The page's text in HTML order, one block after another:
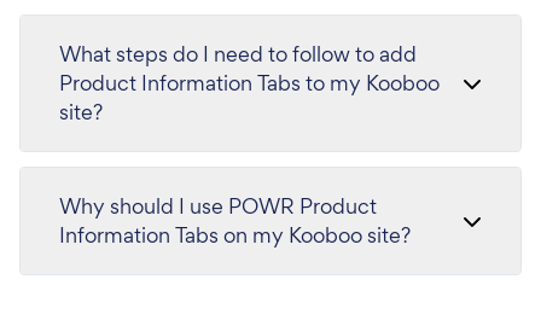
What steps do I need to follow to add
Product Information Tabs to my Kooboo
site?
Why should I use POWR Product
Information Tabs on my Kooboo site?